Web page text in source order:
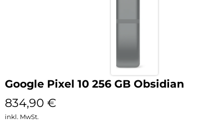
Google Pixel 10 256 GB Obsidian
834,90 €
inkl. MwSt.